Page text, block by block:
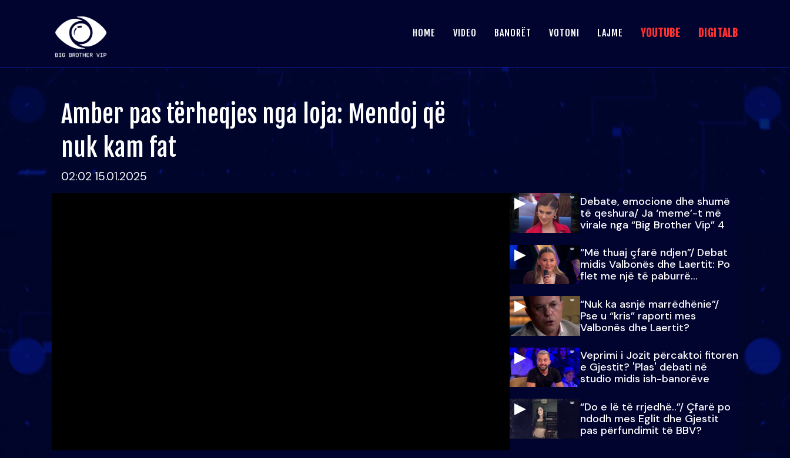
HOME VIDEO BANORËT VOTONI LAJME YOUTUBE DIGITALB
Amber pas tërheqjes nga loja: Mendoj që
nuk kam fat
02:02 15.01.2025
Debate, emocione dhe shumë
të qeshura/ Ja ‘meme’-t më
virale nga “Big Brother Vip” 4
“Më thuaj çfarë ndjen”/ Debat
midis Valbonës dhe Laertit: Po
flet me një të paburrë...
“Nuk ka asnjë marrëdhënie”/
Pse u “kris” raporti mes
Valbonës dhe Laertit?
Veprimi i Jozit përcaktoi fitoren
e Gjestit? 'Plas' debati në
studio midis ish-banorëve
“Do e lë të rrjedhë..”/ Çfarë po
ndodh mes Eglit dhe Gjestit
pas përfundimit të BBV?